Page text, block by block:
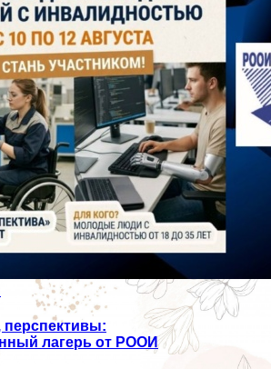
перспективы:
лагерь от РООИ